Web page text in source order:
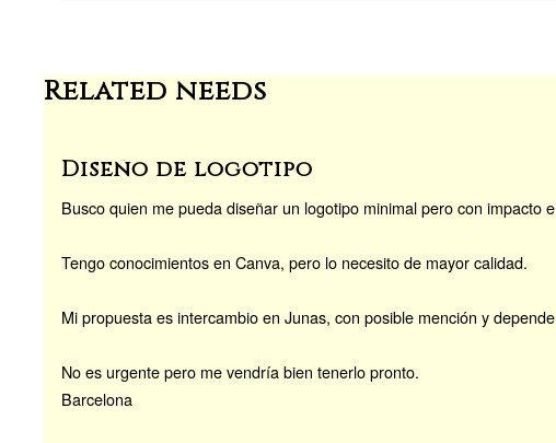
Related needs
Diseño de logotipo
Busco quien me pueda diseñar un logotipo minimal pero con
Tengo conocimientos en Canva, pero lo necesito de mayor calidad.
Mi propuesta es intercambio en Junas, con posible mención y
No es urgente pero me vendría bien tenerlo pronto.
Barcelona